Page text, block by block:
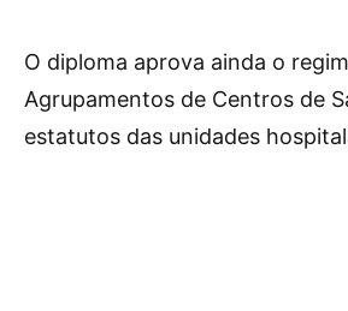
O diploma aprova ainda o
Agrupamentos de Centros de
estatutos das unidades